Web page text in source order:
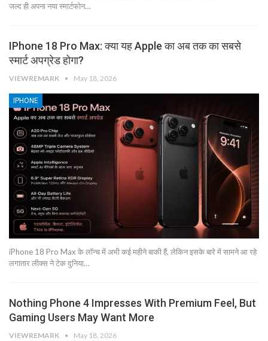
जल्द ही अपना नया स्मार्टफोन…
IPhone 18 Pro Max: क्या यह Apple का अब तक का सबसे
स्मार्ट अपग्रेड होगा?
VIEWREMARK May 18, 2026
IPHONE
iPhone 18 Pro Max के लॉन्च में अभी कई महीने बाकी हैं, लेकिन इसके बारे में सामने आ रहे
लगातार लीक्स ने टेक दुनिया…
Nothing Phone 4 Impresses With Premium Feel, But
Gaming Users May Want More
VIEWREMARK May 18, 2026